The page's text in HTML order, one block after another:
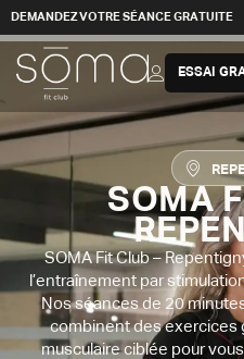
DEMANDEZ VOTRE SÉANCE GRATUITE
ESSAI
SOMA
SOMA Fit Club –
l’entraînement par
Nos séances de 20
combinent des exercices
musculaire ciblée pour